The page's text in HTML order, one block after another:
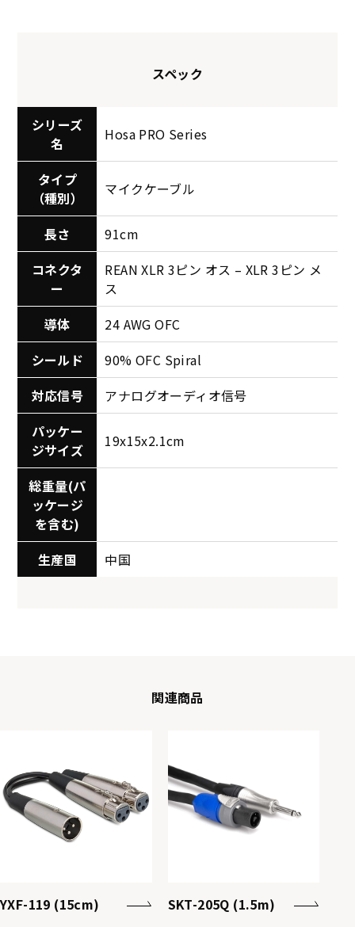
スペック
シリーズ
名
Hosa PRO Series
タイプ
（種別）
マイクケーブル
長さ
91cm
コネクタ
ー
REAN XLR 3ピン オス – XLR 3ピン メ
ス
導体
24 AWG OFC
シールド
90% OFC Spiral
対応信号
アナログオーディオ信号
パッケー
ジサイズ
19x15x2.1cm
総重量(パ
ッケージ
を含む)
生産国
中国
関連商品
YXF-119 (15cm) SKT-205Q (1.5m)